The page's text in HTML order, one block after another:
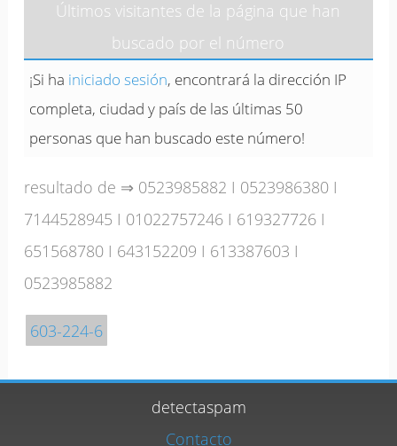
Últimos visitantes de la página que han
buscado por el número
¡Si ha iniciado sesión, encontrará la dirección IP
completa, ciudad y país de las últimas 50
personas que han buscado este número!
resultado de ⇒ 0523985882 I 0523986380 I
7144528945 I 01022757246 I 619327726 I
651568780 I 643152209 I 613387603 I
0523985882
603-224-6
detectaspam
Contacto